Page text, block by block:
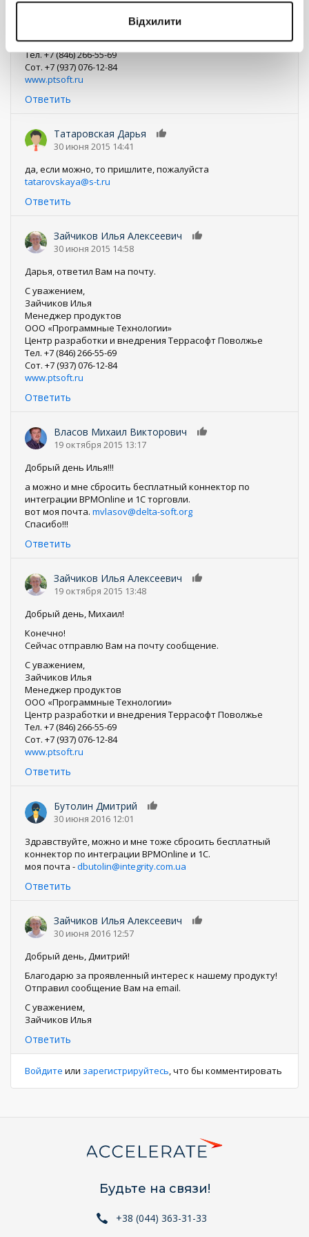
Відхилити
Зайчиков Илья
ООО «Программные Технологии»
Центр разработки и внедрения Террасофт Поволжье
Тел. +7 (846) 266-55-69
Сот. +7 (937) 076-12-84
www.ptsoft.ru
Ответить
Татаровская Дарья
30 июня 2015 14:41
да, если можно, то пришлите, пожалуйста
tatarovskaya@s-t.ru
Ответить
Зайчиков Илья Алексеевич
30 июня 2015 14:58
Дарья, ответил Вам на почту.
С уважением,
Зайчиков Илья
Менеджер продуктов
ООО «Программные Технологии»
Центр разработки и внедрения Террасофт Поволжье
Тел. +7 (846) 266-55-69
Сот. +7 (937) 076-12-84
www.ptsoft.ru
Ответить
Власов Михаил Викторович
19 октября 2015 13:17
Добрый день Илья!!!
а можно и мне сбросить бесплатный коннектор по
интеграции BPMOnline и 1С торговли.
вот моя почта. mvlasov@delta-soft.org
Спасибо!!!
Ответить
Зайчиков Илья Алексеевич
19 октября 2015 13:48
Добрый день, Михаил!
Конечно!
Сейчас отправлю Вам на почту сообщение.
С уважением,
Зайчиков Илья
Менеджер продуктов
ООО «Программные Технологии»
Центр разработки и внедрения Террасофт Поволжье
Тел. +7 (846) 266-55-69
Сот. +7 (937) 076-12-84
www.ptsoft.ru
Ответить
Бутолин Дмитрий
30 июня 2016 12:01
Здравствуйте, можно и мне тоже сбросить бесплатный
коннектор по интеграции BPMOnline и 1С.
моя почта -dbutolin@integrity.com.ua
Ответить
Зайчиков Илья Алексеевич
30 июня 2016 12:57
Добрый день, Дмитрий!
Благодарю за проявленный интерес к нашему продукту!
Отправил сообщение Вам на email.
С уважением,
Зайчиков Илья
Ответить
Войдите или зарегистрируйтесь, что бы комментировать
Будьте на связи!
+38 (044) 363-31-33